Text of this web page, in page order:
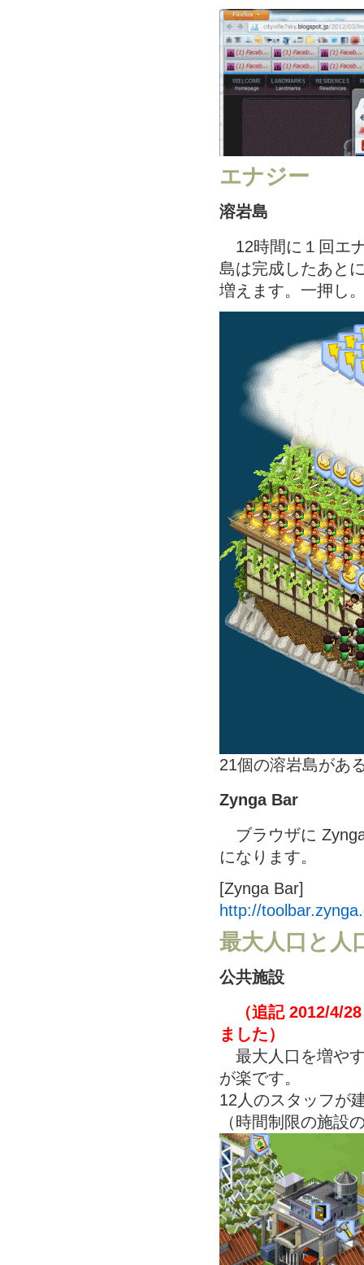
エナジー
溶岩島
12時間に１回エ
島は完成したあと
増えます。一押し
21個の溶岩島があ
Zynga Bar
ブラウザに
になります。
[Zynga Bar]
http://
最大人口と人
公共施設
（追記 2012/4/
ました）
最大人口を増や
が楽です。
12人のスタッフが
（時間制限の施設